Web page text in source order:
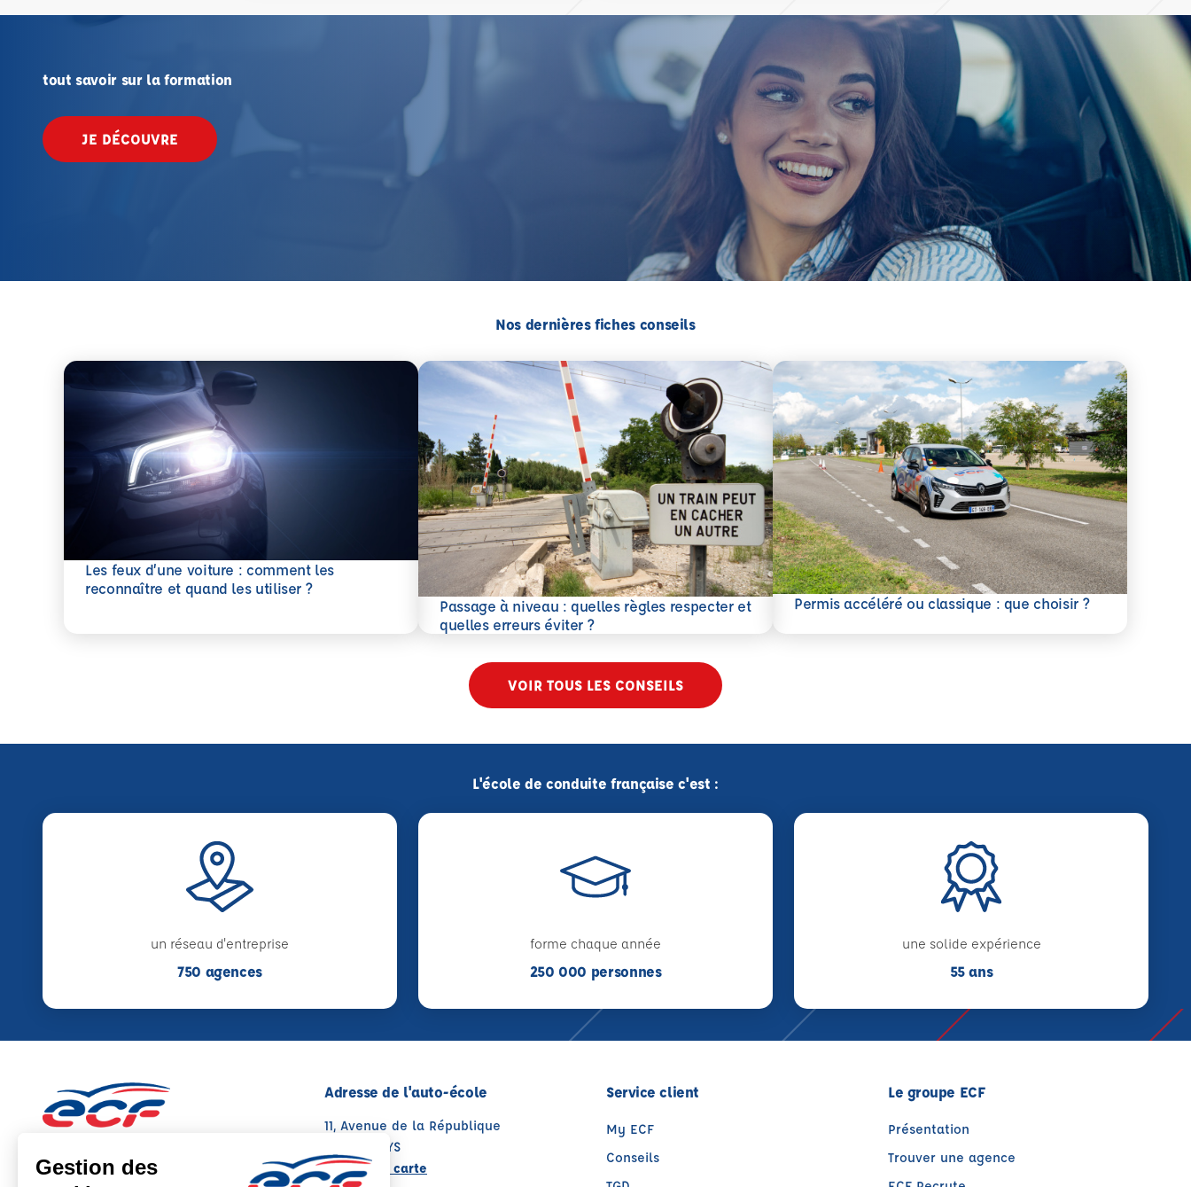
tout savoir sur la formation
JE DÉCOUVRE
Nos dernières fiches conseils
Les feux d’une voiture : comment les
reconnaître et quand les utiliser ?
En savoir plus
Passage à niveau : quelles règles respecter et
quelles erreurs éviter ?
En savoir plus
Permis accéléré ou classique : que choisir ?
En savoir plus
VOIR TOUS LES CONSEILS
L'école de conduite française c'est :
un réseau d'entreprise
750 agences
forme chaque année
250 000 personnes
une solide expérience
55 ans
Note : 4.7/5
Adresse de l'auto-école
11, Avenue de la République
31470 ST LYS
Voir sur la carte
Service client
My ECF
Conseils
Le groupe ECF
Présentation
Trouver une agence